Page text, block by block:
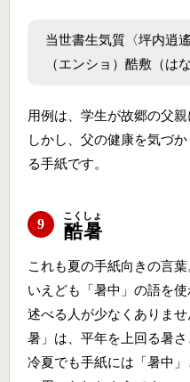
当世書生気質〈坪内逍
（エンショ）酷敷（は
用例は、学生が故郷の父
しかし、父の健康を気づ
る手紙です。
9 酷暑
こくしょ
これも夏の手紙向きの言
いえども「暑中」の語を
述べる人が少なくありま
暑」は、平年を上回る暑さ
冷夏でも手紙には「暑中